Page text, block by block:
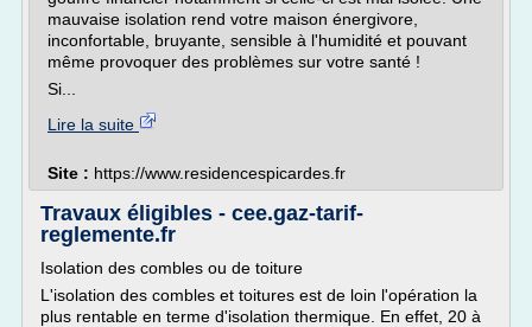
mauvaise isolation rend votre maison énergivore,
inconfortable, bruyante, sensible à l'humidité et pouvant
même provoquer des problèmes sur votre santé !
Si...
Lire la suite
Site : https://www.residencespicardes.fr
Travaux éligibles - cee.gaz-tarif-
reglemente.fr
Isolation des combles ou de toiture
L'isolation des combles et toitures est de loin l'opération la
plus rentable en terme d'isolation thermique. En effet, 20 à